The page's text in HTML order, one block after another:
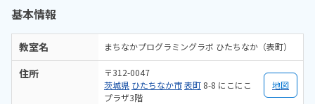
基本情報
教室名 まちなかプログラミングラボ ひたちなか（表町）
住所
〒312-0047
茨城県 ひたちなか市表町 8-8 にこにこ
プラザ3階
地図